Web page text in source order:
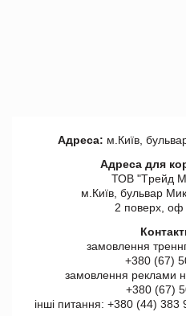
Адреса: м.Київ,
Адреса для
ТОВ "Tрейд
м.Київ, бульвар
2 поверх,
замовлення
+380 (67)
замовлення реклами
+380 (67)
інші питання: +380 (44)